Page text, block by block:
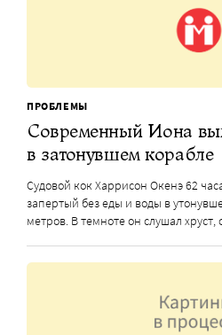
ПРОБЛЕМЫ
Современный Иона
в затонувшем корабле
Судовой кок Харрисон Окенэ 62
запертый без еды и воды в
метров. В темноте он слушал